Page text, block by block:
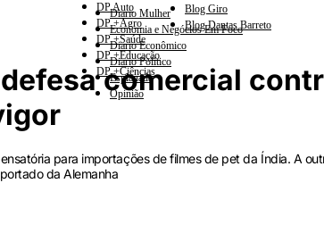
DP Auto
DP +Agro
DP +Saúde
DP +Educação
DP +Ciências
Diario Mulher
Economia e Negócios Em Foco
Diario Econômico
Diario Político
Esplanada
Opinião
Blog Giro
Blog Dantas Barreto
comercial
para importações de filmes de pet da Índia. A
da Alemanha